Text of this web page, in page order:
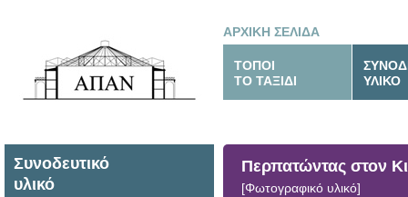
ΑΡΧΙΚΗ ΣΕΛΙΔΑ
ΤΟΠΟΙ
ΤΟ ΤΑΞΙΔΙ
ΥΛΙΚΟ
Συνοδευτικό
υλικό
Περπατώντας στον
[Φωτογραφικό υλικό]